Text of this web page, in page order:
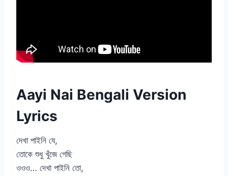
Aayi Nai Bengali Version
Lyrics
দেখা পাইনি যে,
তোকে শুধু খুঁজে গেছি
ওওও… দেখা পাইনি তো,